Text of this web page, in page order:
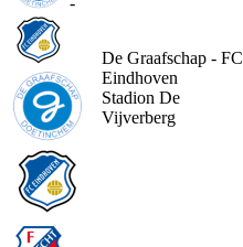
De Graafschap - FC
Eindhoven
Stadion De
Vijverberg